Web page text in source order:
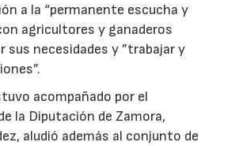
a la “permanente escucha y
agricultores y ganaderos
sus necesidades y ”trabajar y
acompañado por el
la Diputación de Zamora,
aludió además al conjunto de